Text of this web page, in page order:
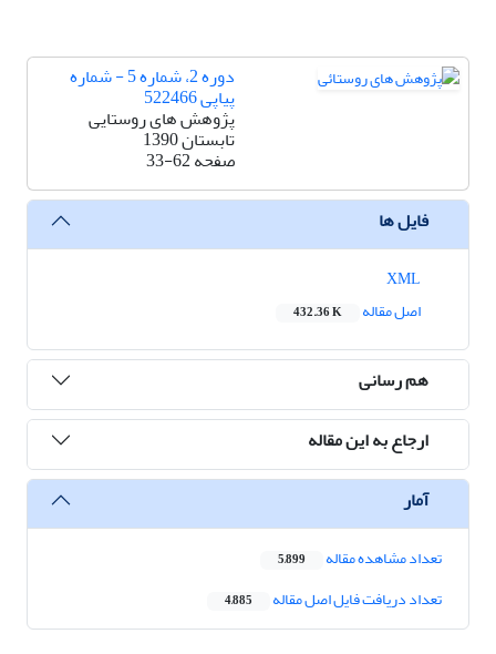
دوره 2، شماره 5 - شماره
پیاپی 522466
پژوهش های روستایی
تابستان 1390
صفحه33-62
فایل ها
اصل مقاله
432.36 K
هم رسانی
ارجاع به این مقاله
آمار
تعداد مشاهده مقاله 5,899
تعداد دریافت فایل اصل مقاله 4,885